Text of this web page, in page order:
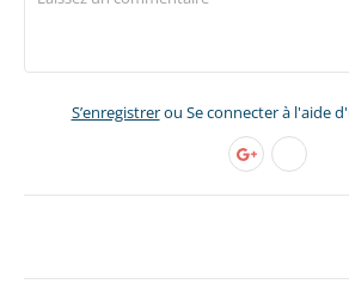
S’enregistrerou Se connecter à l'aide